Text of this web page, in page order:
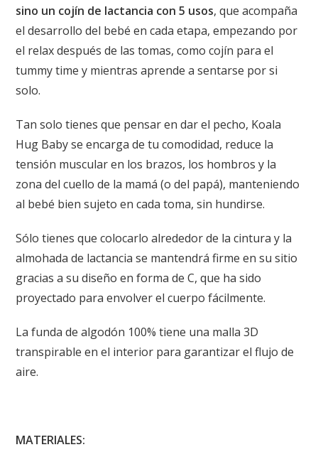
sino un cojín de lactancia con 5 usos, que acompaña
el desarrollo del bebé en cada etapa, empezando por
el relax después de las tomas, como cojín para el
tummy time y mientras aprende a sentarse por si
solo.
Tan solo tienes que pensar en dar el pecho, Koala
Hug Baby se encarga de tu comodidad, reduce la
tensión muscular en los brazos, los hombros y la
zona del cuello de la mamá (o del papá), manteniendo
al bebé bien sujeto en cada toma, sin hundirse.
Sólo tienes que colocarlo alrededor de la cintura y la
almohada de lactancia se mantendrá firme en su sitio
gracias a su diseño en forma de C, que ha sido
proyectado para envolver el cuerpo fácilmente.
La funda de algodón 100% tiene una malla 3D
transpirable en el interior para garantizar el flujo de
aire.
MATERIALES: